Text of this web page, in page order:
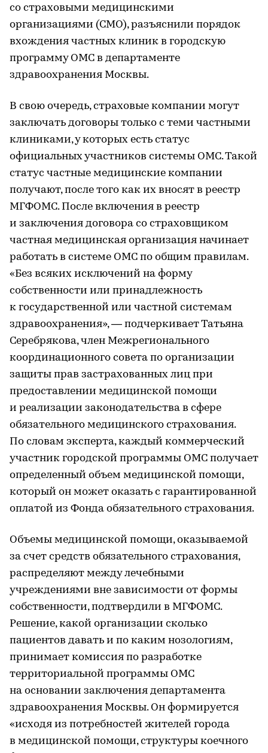
со страховыми медицинскими
организациями (СМО), разъяснили порядок
вхождения частных клиник в городскую
программу ОМС в департаменте
здравоохранения Москвы.
В свою очередь, страховые компании могут
заключать договоры только с теми частными
клиниками, у которых есть статус
официальных участников системы ОМС. Такой
статус частные медицинские компании
получают, после того как их вносят в реестр
МГФОМС. После включения в реестр
и заключения договора со страховщиком
частная медицинская организация начинает
работать в системе ОМС по общим правилам.
«Без всяких исключений на форму
собственности или принадлежность
к государственной или частной системам
здравоохранения», — подчеркивает Татьяна
Серебрякова, член Межрегионального
координационного совета по организации
защиты прав застрахованных лиц при
предоставлении медицинской помощи
и реализации законодательства в сфере
обязательного медицинского страхования.
По словам эксперта, каждый коммерческий
участник городской программы ОМС получает
определенный объем медицинской помощи,
который он может оказать с гарантированной
оплатой из Фонда обязательного страхования.
Объемы медицинской помощи, оказываемой
за счет средств обязательного страхования,
распределяют между лечебными
учреждениями вне зависимости от формы
собственности, подтвердили в МГФОМС.
Решение, какой организации сколько
пациентов давать и по каким нозологиям,
принимает комиссия по разработке
территориальной программы ОМС
на основании заключения департамента
здравоохранения Москвы. Он формируется
«исходя из потребностей жителей города
в медицинской помощи, структуры коечного